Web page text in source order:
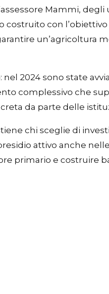
Mammi, degli
con
un’agricoltura
2024 sono state
complessivo che
da parte delle
chi sceglie di
attivo anche
primario e costruire